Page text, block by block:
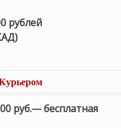
рублей
руб.— бесплатная